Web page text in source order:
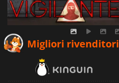
Migliori rivenditori